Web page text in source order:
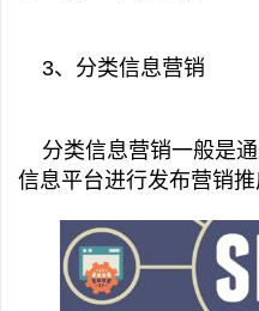
3、分类信息营销
分类信息营销一般是
信息平台进行发布营销推